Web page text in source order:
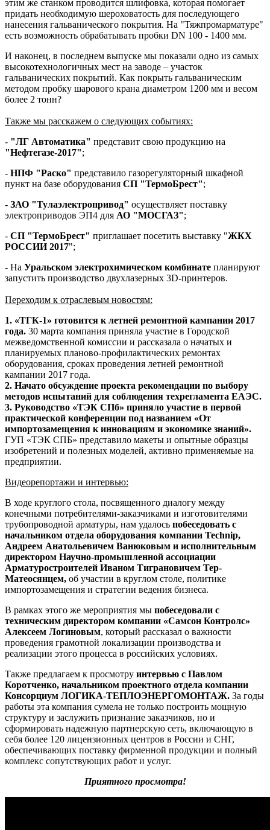
этим же станком проводится шлифовка, которая помогает
придать необходимую шероховатость для последующего
нанесения гальванического покрытия. На "Тяжпромарматуре"
есть возможность обрабатывать пробки DN 100 - 1400 мм.
И наконец, в последнем выпуске мы показали одно из самых
высокотехнологичных мест на заводе – участок
гальванических покрытий. Как покрыть гальваническим
методом пробку шарового крана диаметром 1200 мм и весом
более 2 тонн?
Также мы расскажем о следующих событиях:
- "ЛГ Автоматика" представит свою продукцию на
"Нефтегазе-2017";
- НПФ "Раско" представило газорегуляторный шкафной
пункт на базе оборудования СП "ТермоБрест";
- ЗАО "Тулаэлектропривод" осуществляет поставку
электроприводов ЭП4 для АО "МОСГАЗ";
- СП "ТермоБрест" приглашает посетить выставку "ЖКХ
РОССИИ 2017";
- На Уральском электрохимическом комбинате планируют
запустить производство двухлазерных 3D-принтеров.
Переходим к отраслевым новостям:
1. «ТГК-1» готовится к летней ремонтной кампании 2017
года. 30 марта компания приняла участие в Городской
межведомственной комиссии и рассказала о начатых и
планируемых планово-профилактических ремонтах
оборудования, сроках проведения летней ремонтной
кампании 2017 года.
2. Начато обсуждение проекта рекомендации по выбору
методов испытаний для соблюдения техрегламента ЕАЭС.
3. Руководство «ТЭК СПб» приняло участие в первой
практической конференции под названием «От
импортозамещения к инновациям и экономике знаний».
ГУП «ТЭК СПБ» представило макеты и опытные образцы
изобретений и полезных моделей, активно применяемые на
предприятии.
Видеорепортажи и интервью:
В ходе круглого стола, посвященного диалогу между
конечными потребителями-заказчиками и изготовителями
трубопроводной арматуры, нам удалось побеседовать с
начальником отдела оборудования компании Technip,
Андреем Анатольевичем Ванюковым и исполнительным
директором Научно-промышленной ассоциации
Арматуростроителей Иваном Тиграновичем Тер-
Матеосянцем, об участии в круглом столе, политике
импортозамещения и стратегии ведения бизнеса.
В рамках этого же мероприятия мы побеседовали с
техническим директором компании «Самсон Контролс»
Алексеем Логиновым, который рассказал о важности
проведения грамотной локализации производства и
реализации этого процесса в российских условиях.
Также предлагаем к просмотру интервью с Павлом
Коротченко, начальником проектного отдела компании
Консорциум ЛОГИКА-ТЕПЛОЭНЕРГОМОНТАЖ. За годы
работы эта компания сумела не только построить мощную
структуру и заслужить признание заказчиков, но и
сформировать надежную партнерскую сеть, включающую в
себя более 120 лицензионных центров в России и СНГ,
обеспечивающих поставку фирменной продукции и полный
комплекс сопутствующих работ и услуг.
Приятного просмотра!